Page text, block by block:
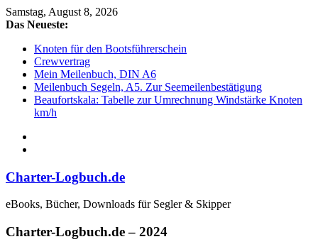
Samstag, August 8, 2026
Das Neueste:
Knoten für den Bootsführerschein
Crewvertrag
Mein Meilenbuch, DIN A6
Meilenbuch Segeln, A5. Zur Seemeilenbestätigung
Beaufortskala: Tabelle zur Umrechnung Windstärke Knoten
km/h
Charter-Logbuch.de
eBooks, Bücher, Downloads für Segler & Skipper
Charter-Logbuch.de – 2024